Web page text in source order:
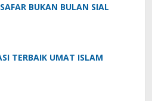
BUKAN BULAN SIAL
TERBAIK UMAT ISLAM